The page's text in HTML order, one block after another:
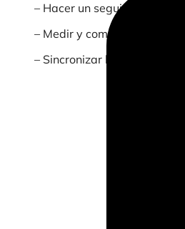
– Hacer un seguimiento de
– Medir y comparar la
– Sincronizar la